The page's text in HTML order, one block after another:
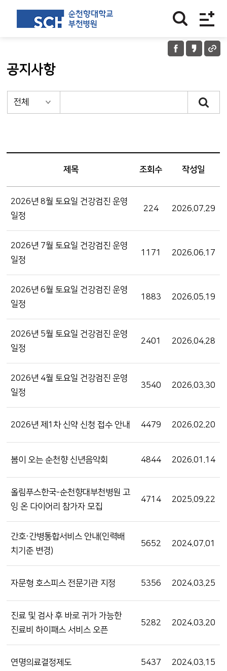
공지사항
제목 조회수 작성일
2026년 8월 토요일 건강검진 운영
일정
224 2026.07.29
2026년 7월 토요일 건강검진 운영
일정
1171 2026.06.17
2026년 6월 토요일 건강검진 운영
일정
1883 2026.05.19
2026년 5월 토요일 건강검진 운영
일정
2401 2026.04.28
2026년 4월 토요일 건강검진 운영
일정
3540 2026.03.30
2026년 제1차 신약 신청 접수 안내 4479 2026.02.20
봄이 오는 순천향 신년음악회 4844 2026.01.14
올림푸스한국-순천향대부천병원 고
잉 온 다이어리 참가자 모집
4714 2025.09.22
간호·간병통합서비스 안내(인력배
치기준 변경)
5652 2024.07.01
자문형 호스피스 전문기관 지정 5356 2024.03.25
진료 및 검사 후 바로 귀가 가능한
진료비 하이패스 서비스 오픈
5282 2024.03.20
연명의료결정제도 5437 2024.03.15